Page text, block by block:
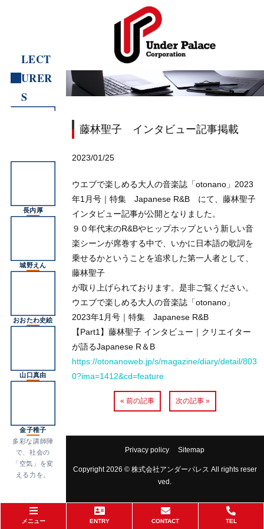
LECT
URER
S
長内厚
城野えん
おおたわ史絵
山口真由
金子稚子
多彩な講師陣
で、社会の
「空気」を変
える力を。
藤林聖子 インタビュー記事掲載
2023/01/25
ウエブで楽しめる大人の音楽誌「otonano」2023
年1月号｜特集 Japanese R&B にて、藤林聖子
インタビュー記事が公開となりました。
９０年代末のR&Bやヒップホップという新しい音
楽シーンが席巻する中で、いかに日本語の歌詞を
乗せるかということを追求した第一人者として、
藤林聖子
が取り上げられております。是非ご覧ください。
ウエブで楽しめる大人の音楽誌「otonano」
2023年1月号｜特集 Japanese R&B
【Part1】藤林聖子 インタビュー｜クリエイター
が語るJapanese R＆B
https://otonanoweb.jp/s/magazine/diary/detail/803
0?ima=1412&cd=feature
« 前の記事 次の記事 »
Privacy policy Sitemap
Copyright 2026 © 株式会社アンダーパレス All rights reser
ved.
メニュー ENTRY CONTACT TEL